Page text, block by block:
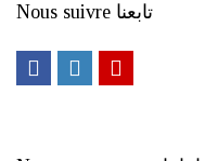
Nous suivre تابعنا